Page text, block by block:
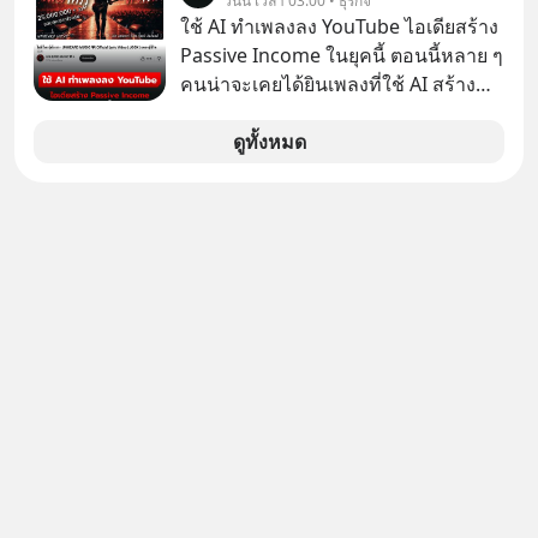
เกลื่อนตามห้างทั่วไป? ทั้งที่จริง ๆ แล้ว
ชื่อเหล่านี้คือ “ตำนาน” ระดับเทพที่นัก
เล่นเครื่องเสียงยุคก่อนยอมจ่ายเงินหลัก
แมสนี้ มีโศกนาฏกรรมของโลกธุรกิจ
ซ่อนอยู่ อาณาจักรเครื่องเสียงที่ยิ่งใหญ่
ใช้ AI ทำเพลงลง YouTube ไอเดียสร้าง
Passive Income ในยุคนี้ ตอนนี้หลาย ๆ
คนน่าจะเคยได้ยินเพลงที่ใช้ AI สร้าง
รู้ตัวเรา” จากช่องชื่อว่า UNHEARD
ดูทั้งหมด